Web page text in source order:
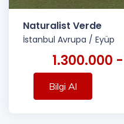
Naturalist Verde
İstanbul Avrupa / Eyüp
1.300.000
Bilgi Al